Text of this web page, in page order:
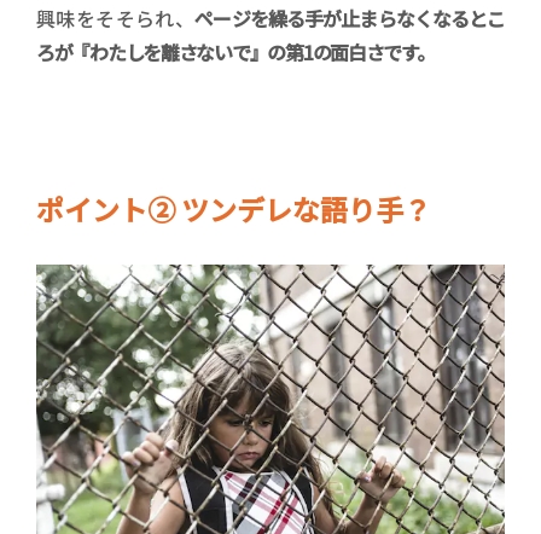
興味をそそられ、ページを繰る手が止まらなくなるとこ
ろが『わたしを離さないで』の第1の面白さです。
ポイント② ツンデレな語り手？